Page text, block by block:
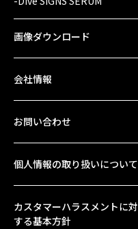
画像ダウンロード
会社情報
お問い合わせ
個人情報の取り扱いについて
カスタマーハラスメントに対
する基本方針